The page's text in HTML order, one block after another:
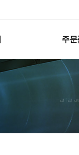
주문
Far far